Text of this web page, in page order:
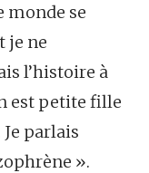
monde se
je ne
l’histoire à
est petite fille
Je parlais
».